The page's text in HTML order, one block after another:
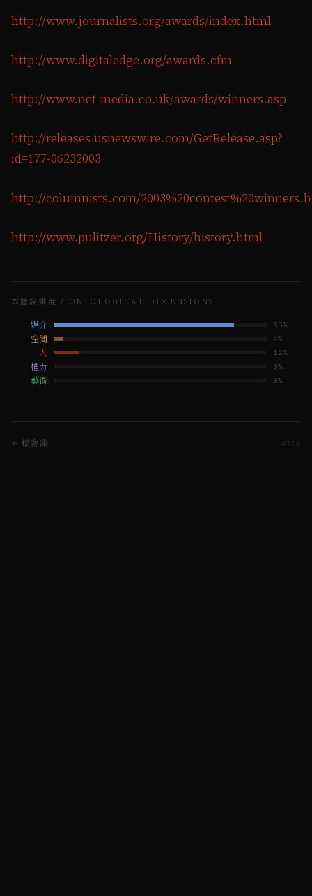
http://www.journalists.org/awards/index.html
http://www.digitaledge.org/awards.cfm
http://www.net-media.co.uk/awards/winners.asp
http://releases.usnewswire.com/GetRelease.asp?
id=177-06232003
http://columnists.com/
http://www.pulitzer.org/History/history.html
本體論維度 / ONTOLOGICAL DIMENSIONS
媒介 85%
空間 4%
人 12%
權力 0%
藝術 0%
← 檔案庫 706